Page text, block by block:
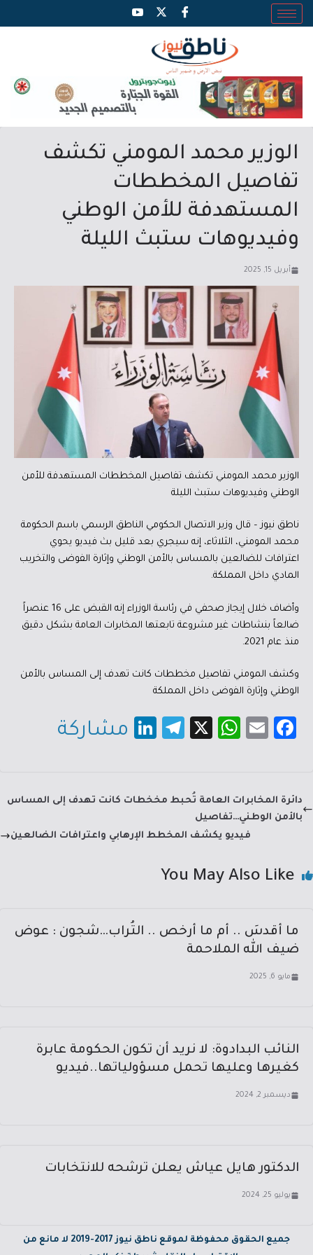
الوزير محمد المومني تكشف
تفاصيل المخططات
المستهدفة للأمن الوطني
وفيديوهات ستبث الليلة
أبريل 15, 2025
الوزير محمد المومني تكشف تفاصيل المخططات المستهدفة للأمن
الوطني وفيديوهات ستبث الليلة
ناطق نيوز – قال وزير الاتصال الحكومي الناطق الرسمي باسم الحكومة
محمد المومني، الثلاثاء، إنه سيجري بعد قليل بث فيديو يحوي
اعترافات للضالعين بالمساس بالأمن الوطني وإثارة الفوضى والتخريب
المادي داخل المملكة.
وأضاف خلال إيجاز صحفي في رئاسة الوزراء إنه القبض على 16 عنصراً
ضالعاً بنشاطات غير مشروعة تابعتها المخابرات العامة بشكل دقيق
منذ عام 2021.
وكشف المومني تفاصيل مخططات كانت تهدف إلى المساس بالأمن
الوطني وإثارة الفوضى داخل المملكة
Fa
b
o
E
W
sA
p
p
X
Te
a
Li
dI
مشاركة
دائرة المخابرات العامة تُحبط مخخطات كانت تهدف إلى المساس
بالأمن الوطني…تفاصيل
فيديو يكشف المخطط الإرهابي واعترافات الضالعين
You May Also Like
ما أقدسَ .. أم ما أرخص .. التُراب…شجون : عوض
ضيف الله الملاحمة
مايو 6, 2025
النائب البدادوة: لا نريد أن تكون الحكومة عابرة
كغيرها وعليها تحمل مسؤولياتها..فيديو
ديسمبر 2, 2024
الدكتور هايل عياش يعلن ترشحه للانتخابات
يوليو 25, 2024
جميع الحقوق محفوظة لموقع ناطق نيوز 2017-2019 لا مانع من